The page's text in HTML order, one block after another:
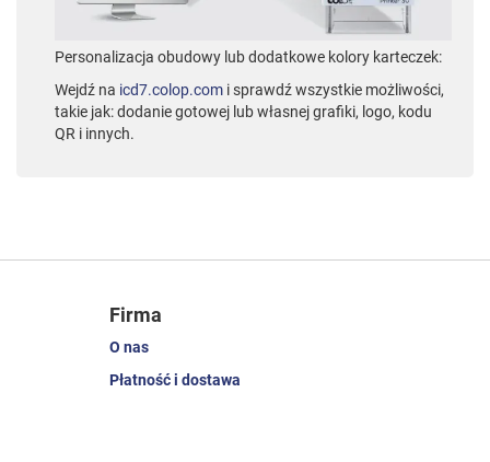
Personalizacja obudowy lub dodatkowe kolory karteczek:
Wejdź na icd7.colop.com i sprawdź wszystkie możliwości,
takie jak: dodanie gotowej lub własnej grafiki, logo, kodu
QR i innych.
Firma
O nas
Płatność i dostawa